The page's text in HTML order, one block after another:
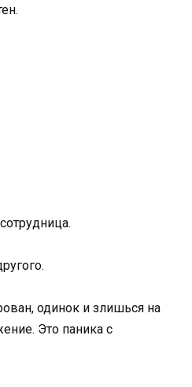
одинок и злишься на
Это паника с